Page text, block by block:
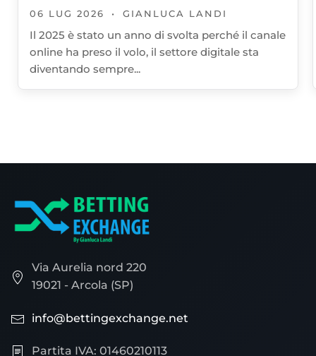
06 LUG 2026 • GIANLUCA LANDI
Il 2025 è stato un anno di svolta perché il canale
online ha preso il volo, il settore digitale sta
diventando sempre...
Via Aurelia nord 220
19021 - Arcola (SP)
info@bettingexchange.net
Partita IVA: 01460210113